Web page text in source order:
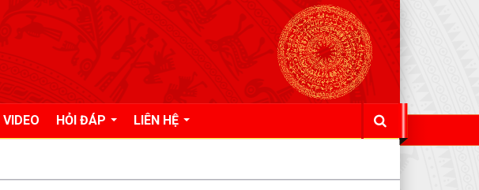
VIDEO HỎI ĐÁP LIÊN HỆ